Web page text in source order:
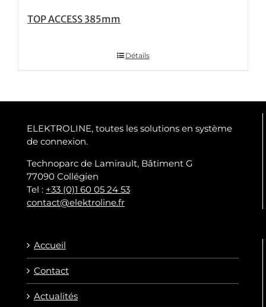
TOP ACCESS 385mm
Détails
ELEKTROLINE, toutes les solutions en système
de connexion.
Technoparc de Lamirault, Bâtiment G
77090 Collégien
Tel : +33 (0)1 60 05 24 53
contact@elektroline.fr
Accueil
Contact
Actualités